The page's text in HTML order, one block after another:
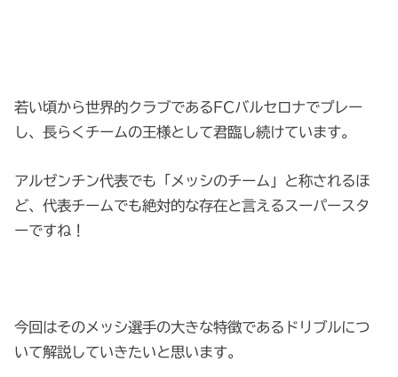
若い頃から世界的クラブであるFCバルセロナでプレー
し、長らくチームの王様として君臨し続けています。
アルゼンチン代表でも「メッシのチーム」と称されるほ
ど、代表チームでも絶対的な存在と言えるスーパースタ
ーですね！
今回はそのメッシ選手の大きな特徴であるドリブルにつ
いて解説していきたいと思います。